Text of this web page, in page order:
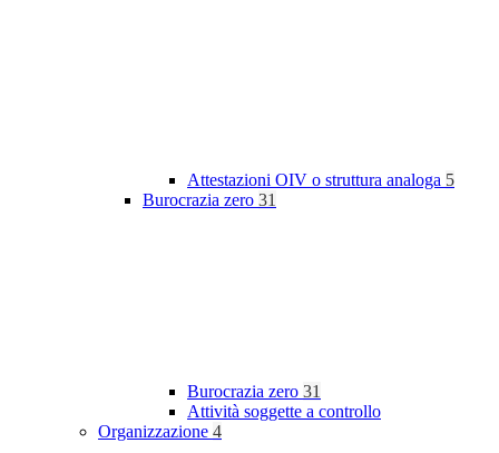
Attestazioni OIV o struttura analoga 5
Burocrazia zero 31
Burocrazia zero 31
Attività soggette a controllo
Organizzazione 4